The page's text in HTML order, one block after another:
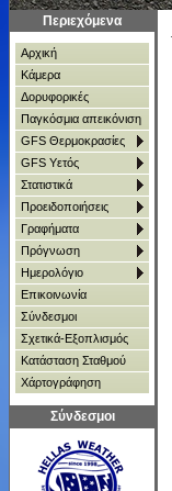
Περιεχόμενα
Αρχική
Κάμερα
Δορυφορικές
Παγκόσμια απεικόνιση
GFS Θερμοκρασίες
GFS Υετός
Στατιστικά
Προειδοποιήσεις
Γραφήματα
Πρόγνωση
Ημερολόγιο
Επικοινωνία
Σύνδεσμοι
Σχετικά-Εξοπλισμός
Κατάσταση Σταθμού
Χάρτoγράφηση
Σύνδεσμοι